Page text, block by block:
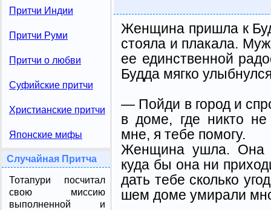
Притчи Индии
Притчи Руми
Притчи о любви
Суфийские притчи
Христианские притчи
Японские мифы
Случайная Притча
Тотапури посчитал
свою миссию
выполненной и
Женщина пришла к
стояла и плакала.
ее единственной
Будда мягко
— Пойди в город и
в доме, где никто
мне, я тебе помогу.
Женщина ушла. Она
куда бы она ни
дать тебе сколько
шем доме умирали